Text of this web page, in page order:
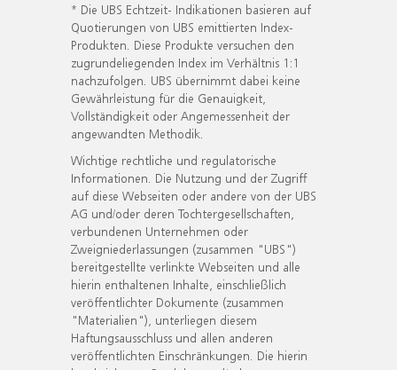
* Die UBS Echtzeit- Indikationen basieren auf
Quotierungen von UBS emittierten Index-
Produkten. Diese Produkte versuchen den
zugrundeliegenden Index im Verhältnis 1:1
nachzufolgen. UBS übernimmt dabei keine
Gewährleistung für die Genauigkeit,
Vollständigkeit oder Angemessenheit der
angewandten Methodik.
Wichtige rechtliche und regulatorische
Informationen. Die Nutzung und der Zugriff
auf diese Webseiten oder andere von der UBS
AG und/oder deren Tochtergesellschaften,
verbundenen Unternehmen oder
Zweigniederlassungen (zusammen "UBS")
bereitgestellte verlinkte Webseiten und alle
hierin enthaltenen Inhalte, einschließlich
veröffentlichter Dokumente (zusammen
"Materialien"), unterliegen diesem
Haftungsausschluss und allen anderen
veröffentlichten Einschränkungen. Die hierin